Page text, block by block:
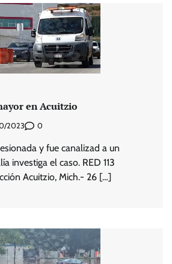
en Acuitzio
2023 0
y fue canalizad a un
investiga el caso. RED 113
Acuitzio, Mich.- 26 […]